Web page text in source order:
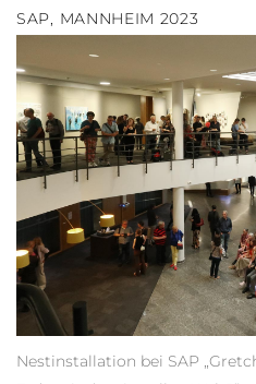
SAP, MANNHEIM 2023
Nestinstallation bei SAP